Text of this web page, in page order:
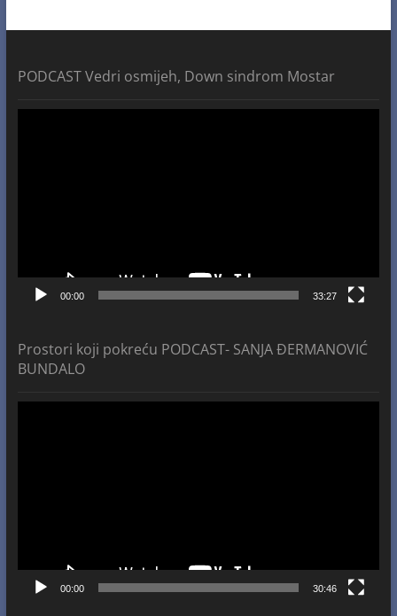
PODCAST Vedri osmijeh, Down sindrom Mostar
00:00 33:27
Prostori koji pokreću PODCAST- SANJA ĐERMANOVIĆ
BUNDALO
00:00 30:46